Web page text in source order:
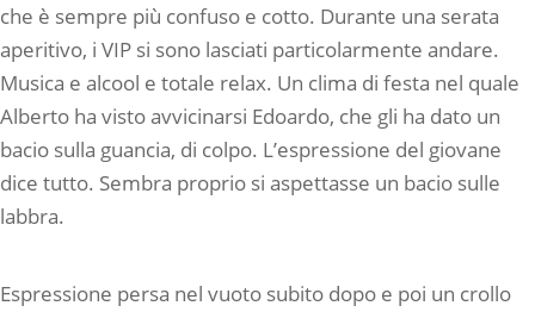
che è sempre più confuso e cotto. Durante una serata
aperitivo, i VIP si sono lasciati particolarmente andare.
Musica e alcool e totale relax. Un clima di festa nel quale
Alberto ha visto avvicinarsi Edoardo, che gli ha dato un
bacio sulla guancia, di colpo. L’espressione del giovane
dice tutto. Sembra proprio si aspettasse un bacio sulle
labbra.
Espressione persa nel vuoto subito dopo e poi un crollo